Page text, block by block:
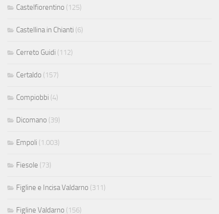
Castelfiorentino (125)
Castellina in Chianti (6)
Cerreto Guidi (112)
Certaldo (157)
Compiobbi (4)
Dicomano (39)
Empoli (1.003)
Fiesole (73)
Figline e Incisa Valdarno (311)
Figline Valdarno (156)